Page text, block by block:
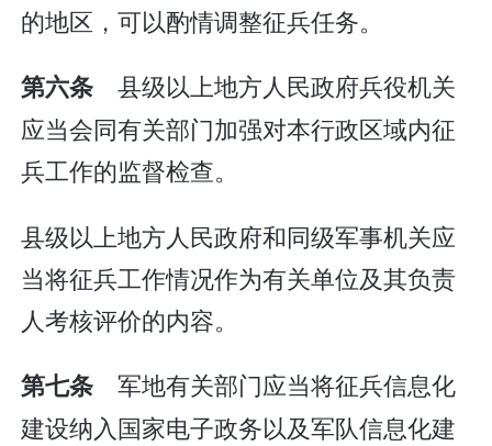
的地区，可以酌情调整征兵任务。
第六条 县级以上地方人民政府兵役机关
应当会同有关部门加强对本行政区域内征
兵工作的监督检查。
县级以上地方人民政府和同级军事机关应
当将征兵工作情况作为有关单位及其负责
人考核评价的内容。
第七条 军地有关部门应当将征兵信息化
建设纳入国家电子政务以及军队信息化建